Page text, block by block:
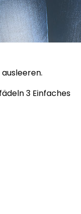
3 Einfaches